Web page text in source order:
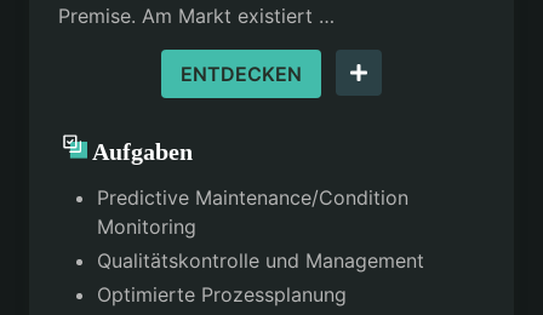
Premise. Am Markt existiert …
ENTDECKEN
Aufgaben
Predictive Maintenance/Condition
Monitoring
Qualitätskontrolle und Management
Optimierte Prozessplanung